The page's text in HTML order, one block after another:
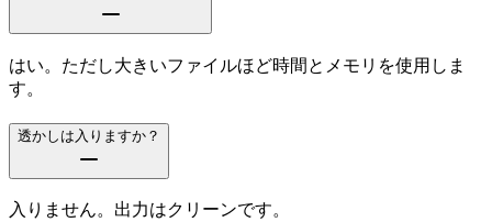
はい。ただし大きいファイルほど時間とメモリを使用しま
す。
透かしは入りますか？
入りません。出力はクリーンです。